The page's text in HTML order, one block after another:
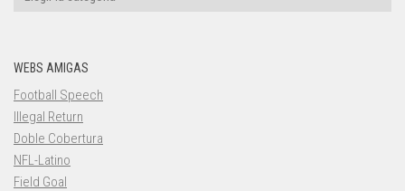
WEBS AMIGAS
Football Speech
Illegal Return
Doble Cobertura
NFL-Latino
Field Goal